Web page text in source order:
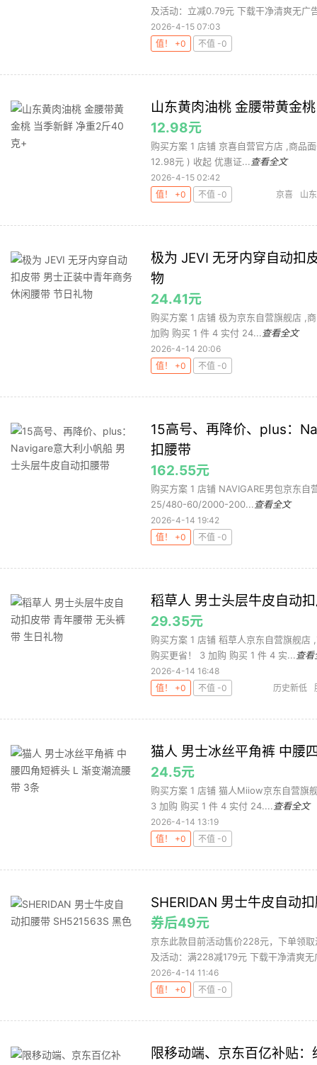
及活动：立减0.79元 下载干净清爽无广
2026-4-15 07:03
值！ +0
不值 -0
山东黄肉油桃 金腰带黄金
12.98元
购买方案 1 店铺 京喜自营官方店 ,商品
12.98元 ) 收起 优惠证... 查看全文
2026-4-15 02:42
值！ +0
不值 -0 京喜 山东
极为 JEVI 无牙内穿自动扣
物
24.41元
购买方案 1 店铺 极为京东自营旗舰店 ,
加购 购买 1 件 4 实付 24... 查看全文
2026-4-14 20:06
值！ +0
不值 -0
15高号、再降价、plus：
扣腰带
162.55元
购买方案 1 店铺 NAVIGARE男包京东
25/480-60/2000-200... 查看全文
2026-4-14 19:42
值！ +0
不值 -0
稻草人 男士头层牛皮自动
29.35元
购买方案 1 店铺 稻草人京东自营旗舰
购买更省！ 3 加购 购买 1 件 4 实... 查看
2026-4-14 16:48
值！ +0
不值 -0 历史新低
猫人 男士冰丝平角裤 中腰
24.5元
购买方案 1 店铺 猫人Miiow京东自营旗
3 加购 购买 1 件 4 实付 24.... 查看全文
2026-4-14 13:19
值！ +0
不值 -0
SHERIDAN 男士牛皮自动
券后49元
京东此款目前活动售价228元，下单领
及活动：满228减179元 下载干净清爽
2026-4-14 11:46
值！ +0
不值 -0
限移动端、京东百亿补贴